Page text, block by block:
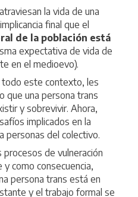
la vida de una
final que el
de la población está
expectativa de vida de
en el medioevo).
todo este contexto, les
que una persona trans
y sobrevivir. Ahora,
implicados en la
personas del colectivo.
procesos de vulneración
como consecuencia,
persona trans está en
y el trabajo formal se